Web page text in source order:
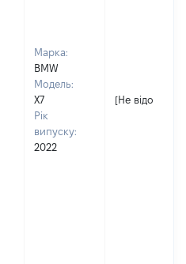
Марка:
BMW
Модель:
X7
Рік
випуску:
2022
[Не відомо]